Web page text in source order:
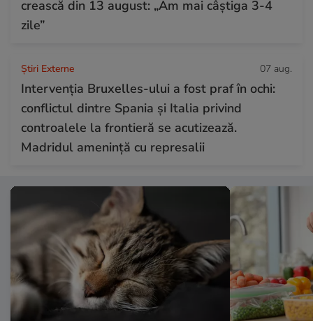
crească din 13 august: „Am mai câștiga 3-4
zile”
Știri Externe 07 aug.
Intervenția Bruxelles-ului a fost praf în ochi:
conflictul dintre Spania și Italia privind
controalele la frontieră se acutizează.
Madridul amenință cu represalii